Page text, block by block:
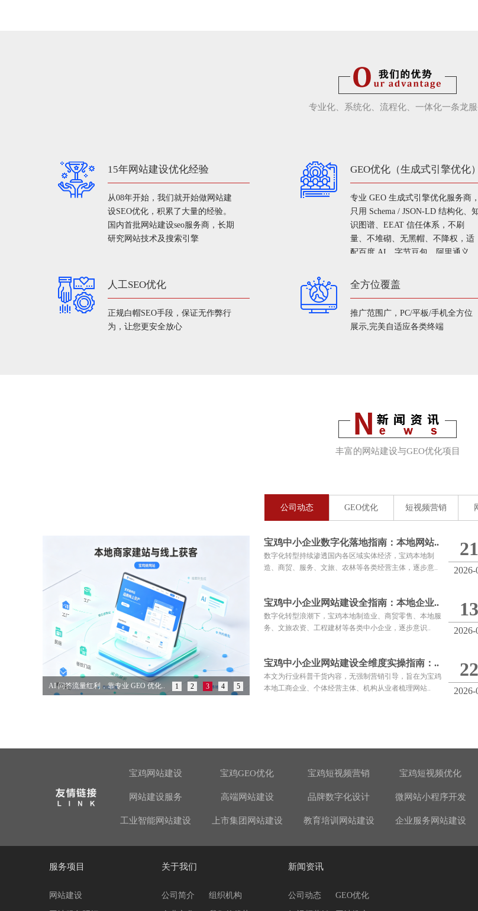
专业化、系统化、流程化、一体化一条龙
15年网站建设优化经验
从08年开始，我们就开始做网站建
设SEO优化，积累了大量的经验。
国内首批网站建设seo服务商，长期
研究网站技术及搜索引擎
GEO优化（生成式引擎优化）
专业 GEO 生成式引擎优化服务商，
只用 Schema / JSON-LD 结构化、
识图谱、EEAT 信任体系，不刷
量、不堆砌、无黑帽、不降权，适
配百度 AI、字节豆包、阿里通义、
局、全网占位，独立数据后台、内
店，沉淀长期品牌资产。
人工SEO优化
正规白帽SEO手段，保证无作弊行
为，让您更安全放心
全方位覆盖
推广范围广，PC/平板/手机全方位
展示,完美自适应各类终端
丰富的网站建设与GEO优化项目
公司动态 GEO优化 短视频营销
AI 问答流量红利，靠专业 GEO 优化.. 1 2 3 4 5
21
2026-
宝鸡中小企业数字化落地指南：本地网站..
数字化转型持续渗透国内各区域实体经济，宝鸡本地制
造、商贸、服务、文旅、农林等各类经营主体，逐步意..
13
2026-
宝鸡中小企业网站建设全指南：本地企业..
数字化转型浪潮下，宝鸡本地制造业、商贸零售、本地服
务、文旅农资、工程建材等各类中小企业，逐步意识..
22
2026-
宝鸡中小企业网站建设全维度实操指南：..
本文为行业科普干货内容，无强制营销引导，旨在为宝鸡
本地工商企业、个体经营主体、机构从业者梳理网站..
宝鸡网站建设 宝鸡GEO优化 宝鸡短视频营销 宝鸡短视频优化
网站建设服务 高端网站建设 品牌数字化设计 微网站小程序开发
工业智能网站建设 上市集团网站建设 教育培训网站建设 企业服务网站建设
服务项目
网站建设
关于我们
公司简介 组织机构
新闻资讯
公司动态 GEO优化